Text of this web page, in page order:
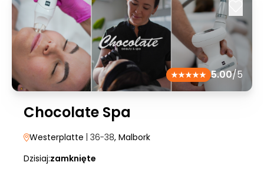
5.00/5
Chocolate Spa
Westerplatte | 36-38, Malbork
Dzisiaj:zamknięte